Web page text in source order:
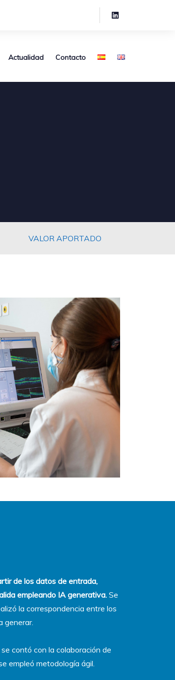
Actualidad Contacto
VALOR APORTADO
de los datos de entrada,
empleando IA generativa. Se
la correspondencia entre los
generar.
contó con la colaboración de
empleó metodología ágil.